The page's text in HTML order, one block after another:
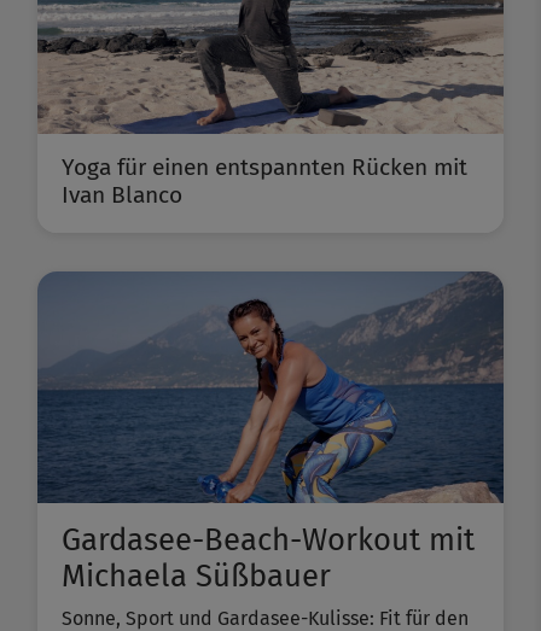
Yoga für einen entspannten Rücken mit
Ivan Blanco
Gardasee-Beach-Workout mit
Michaela Süßbauer
Sonne, Sport und Gardasee-Kulisse: Fit für den